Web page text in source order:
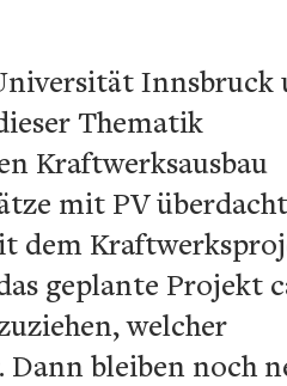
Innsbruck
Thematik
Kraftwerksausbau
mit PV überdacht
dem
geplante Projekt
welcher
Dann bleiben noch